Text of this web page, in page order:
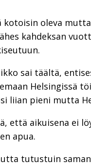
kotoisin oleva
kahdeksan
sai täältä,
Helsingissä
liian pieni mutta
että aikuisena ei
apua.
tutustuin